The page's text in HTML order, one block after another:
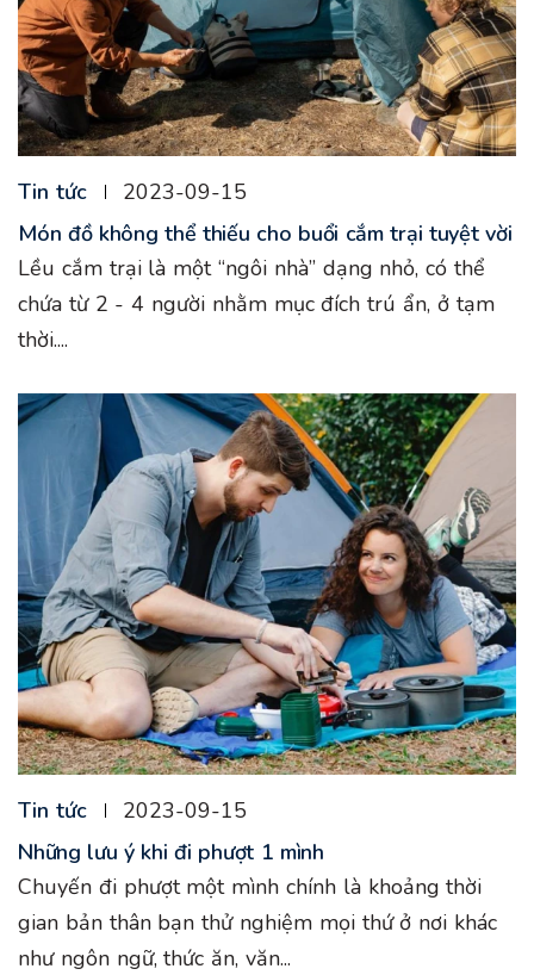
Tin tức
2023-09-15
Món đồ không thể thiếu cho buổi cắm trại tuyệt vời
Lều cắm trại là một “ngôi nhà” dạng nhỏ, có thể
chứa từ 2 - 4 người nhằm mục đích trú ẩn, ở tạm
thời....
Tin tức
2023-09-15
Những lưu ý khi đi phượt 1 mình
Chuyến đi phượt một mình chính là khoảng thời
gian bản thân bạn thử nghiệm mọi thứ ở nơi khác
như ngôn ngữ, thức ăn, văn...